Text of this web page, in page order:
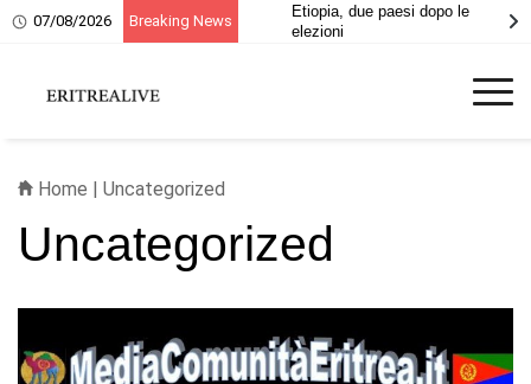
07/08/2026 Breaking News
Etiopia, due paesi dopo le
elezioni
20 giugno, ricordo dei
martiri eritrei
Home | Uncategorized
Uncategorized